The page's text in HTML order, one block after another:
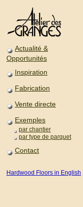
Actualité &
Opportunités
Inspiration
Fabrication
Vente directe
Exemples
par chantier
par type de parquet
Contact
Hardwood Floors in English